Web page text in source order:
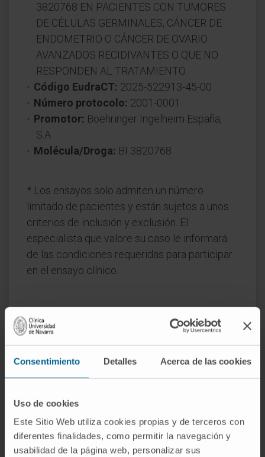
Consentimiento Detalles Acerca de las cookies
Uso de cookies
Este Sitio Web utiliza cookies propias y de terceros con
diferentes finalidades, como permitir la navegación y
usabilidad de la página web, personalizar sus
3820768 EN PACIENTES CON TUMORES
DE CÉLULAS GERMINALES, CÁNCER DE
ENDOMETRIO O CÁNCER DE OVARIO
AVANZADOS RECIDIVANTES O QUE NO
RESPONDEN AL TRATAMIENTO.
Código EudraCT: 2025-522913-45-00
Número protocolo: 2001-0001
Promotor: Boehringer Ingelheim España,
S.A.
Molécula/Droga: BI 3820768
* Los ensayos solo admiten un número
limitado de pacientes y están sujetos a unos
criterios de inclusión y exclusión. El
especialista que valore su caso le informará
de las condiciones requeridas para participar
en el ensayo clínico.
Solicite una cita para que nuestros
especialistas valoren si cumple las